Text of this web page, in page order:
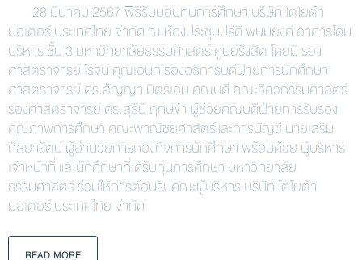
28 มีนาคม 2567 พิธีรับมอบทุนการศึกษา บริษัท โตโยต้า
มอเตอร์ ประเทศไทย จำกัด ณ ห้องประชุมปรีดี พนมยงค์ อาคารโดม
บริหาร ชั้น 3 มหาวิทยาลัยธรรมศาสตร์ ศูนย์รังสิต โดยมี รอง
ศาสตราจารย์ โรจน์ คุณเอนก รองอธิการบดีฝ่ายการนักศึกษา
ศาสตราจารย์ ดร.สัญญา มิตรเอม คณบดี คณะวิศวกรรมศาสตร์
รองศาสตราจารย์ ดร.สุธินี ฤกษ์ขำ ผู้ช่วยคณบดีฝ่ายการรับรอง
คุณภาพการศึกษา คณะพาณิชยศาสตร์และการบัญชี นายเสริม
กัลยารัตน์ ผู้อำนวยการกองกิจการนักศึกษา พร้อมด้วย ผู้บริหาร
เจ้าหน้าที่ และนักศึกษาที่ได้รับทุนการศึกษา มหาวิทยาลัย
ธรรมศาสตร์ ร่วมให้การต้อนรับคณะผู้บริหาร บริษัท โตโยต้า
มอเตอร์ ประเทศไทย จำกัด
READ MORE